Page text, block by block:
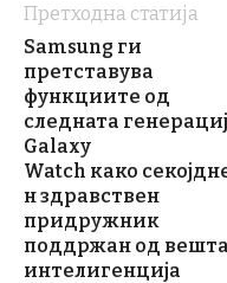
Претходна статија
Samsung ги
претставува
функциите од
следната
Galaxy
Watch како
н здравствен
придружник
поддржан од
интелигенција